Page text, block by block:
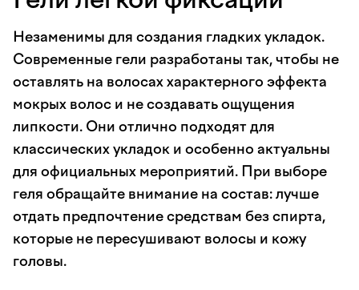
Незаменимы для создания гладких укладок.
Современные гели разработаны так, чтобы не
оставлять на волосах характерного эффекта
мокрых волос и не создавать ощущения
липкости. Они отлично подходят для
классических укладок и особенно актуальны
для официальных мероприятий. При выборе
геля обращайте внимание на состав: лучше
отдать предпочтение средствам без спирта,
которые не пересушивают волосы и кожу
головы.